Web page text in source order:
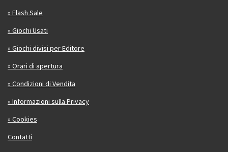
» Flash Sale
» Giochi Usati
» Giochi divisi per Editore
» Orari di apertura
» Condizioni di Vendita
» Informazioni sulla Privacy
» Cookies
Contatti